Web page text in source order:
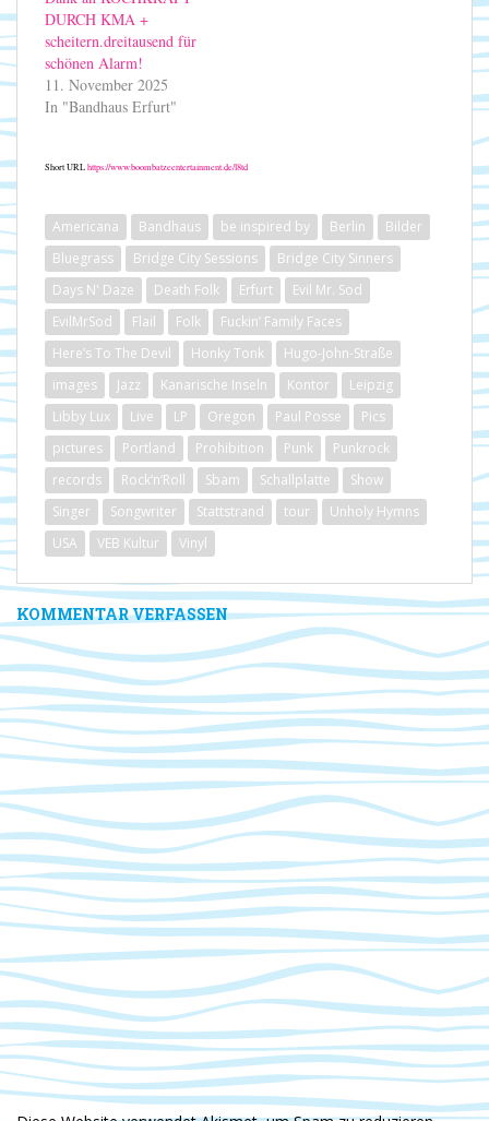
DURCH KMA +
scheitern.dreitausend für
schönen Alarm!
11. November 2025
In "Bandhaus Erfurt"
Short URLhttps://www.boombatzeentertainment.de/l8td
Americana Bandhaus be inspired by Berlin
Bilder
Bluegrass
Bridge City Sessions
Bridge City Sinners
Days N' Daze
Death Folk Erfurt
Evil Mr. Sod
EvilMrSod
Flail Folk
Fuckin’ Family Faces
Here’s To The Devil
Honky Tonk
Hugo-John-Straße
images
Jazz Kanarische Inseln Kontor
Leipzig
Libby Lux
Live LP Oregon Paul Posse
Pics
pictures
Portland Prohibition Punk
Punkrock
records
Rock‘n‘Roll Sbam Schallplatte
Show
Singer
Songwriter Stattstrand tour
Unholy Hymns
USA
VEB Kultur Vinyl
KOMMENTAR VERFASSEN